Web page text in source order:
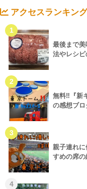
アクセスランキン
1
最後まで
法やレシ
2
無料‼『新
の感想ブロ
3
親子連れ
すめの席
4